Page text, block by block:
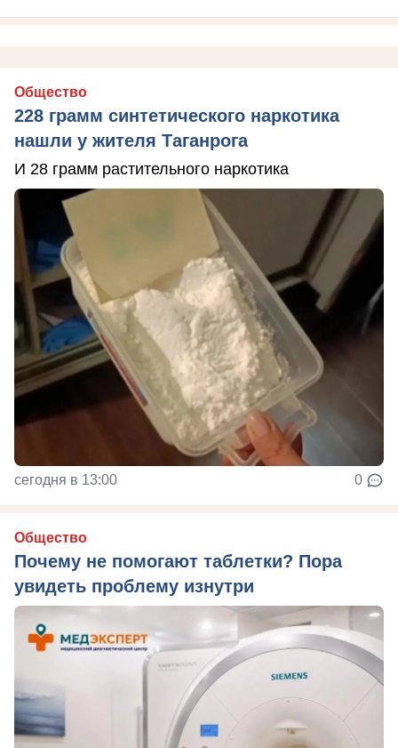
Общество
228 грамм синтетического наркотика
нашли у жителя Таганрога
И 28 грамм растительного наркотика
сегодня в 13:00 0
Общество
Почему не помогают таблетки? Пора
увидеть проблему изнутри